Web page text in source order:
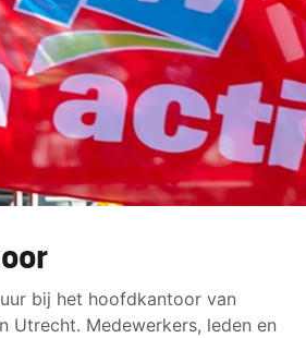
bij het hoofdkantoor van
Utrecht. Medewerkers, leden en